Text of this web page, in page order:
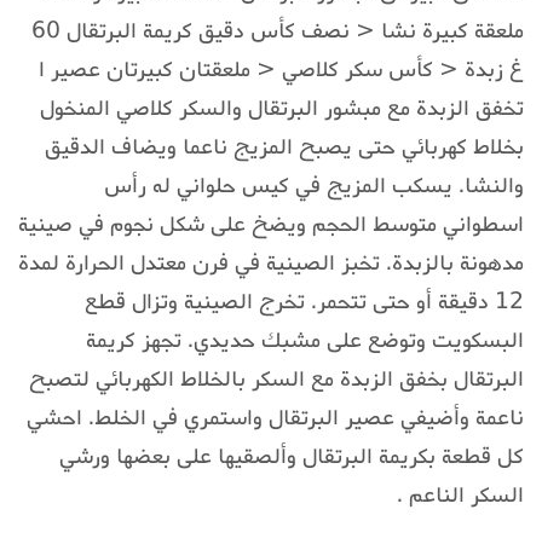
ملعقة كبيرة نشا < نصف كأس دقيق كريمة البرتقال 60
غ زبدة < كأس سكر كلاصي < ملعقتان كبيرتان عصير ا
تخفق الزبدة مع مبشور البرتقال والسكر كلاصي المنخول
بخلاط كهربائي حتى يصبح المزيج ناعما ويضاف الدقيق
والنشا. يسكب المزيج في كيس حلواني له رأس
اسطواني متوسط الحجم ويضخ على شكل نجوم في صينية
مدهونة بالزبدة. تخبز الصينية في فرن معتدل الحرارة لمدة
12 دقيقة أو حتى تتحمر. تخرج الصينية وتزال قطع
البسكويت وتوضع على مشبك حديدي. تجهز كريمة
البرتقال بخفق الزبدة مع السكر بالخلاط الكهربائي لتصبح
ناعمة وأضيفي عصير البرتقال واستمري في الخلط. احشي
كل قطعة بكريمة البرتقال وألصقيها على بعضها ورشي
السكر الناعم .